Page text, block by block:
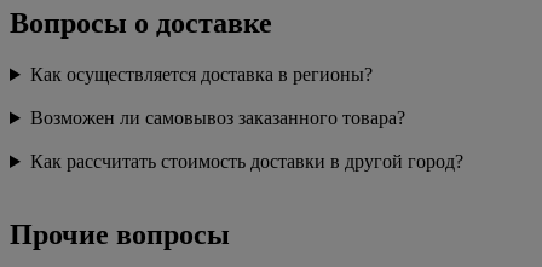
Вопросы о доставке
Как осуществляется доставка в регионы?
Возможен ли самовывоз заказанного товара?
Как рассчитать стоимость доставки в другой город?
Прочие вопросы